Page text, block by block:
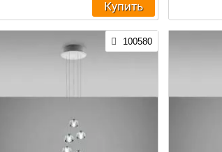
Купить
100580